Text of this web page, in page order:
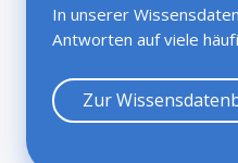
In unserer
Antworten auf viele
Zur